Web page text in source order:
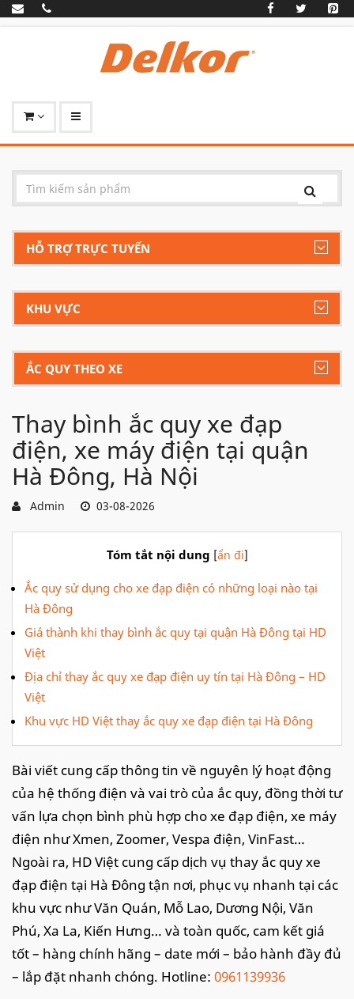
HỖ TRỢ TRỰC TUYẾN
KHU VỰC
ẮC QUY THEO XE
Thay bình ắc quy xe đạp
điện, xe máy điện tại quận
Hà Đông, Hà Nội
Admin 03-08-2026
Tóm tắt nội dung [ẩn đi]
Ắc quy sử dụng cho xe đạp điện có những loại nào tại
Hà Đông
Giá thành khi thay bình ắc quy tại quận Hà Đông tại HD
Việt
Địa chỉ thay ắc quy xe đạp điện uy tín tại Hà Đông – HD
Việt
Khu vực HD Việt thay ắc quy xe đạp điện tại Hà Đông
Bài viết cung cấp thông tin về nguyên lý hoạt động
của hệ thống điện và vai trò của ắc quy, đồng thời tư
vấn lựa chọn bình phù hợp cho xe đạp điện, xe máy
điện như Xmen, Zoomer, Vespa điện, VinFast…
Ngoài ra, HD Việt cung cấp dịch vụ thay ắc quy xe
đạp điện tại Hà Đông tận nơi, phục vụ nhanh tại các
khu vực như Văn Quán, Mỗ Lao, Dương Nội, Văn
Phú, Xa La, Kiến Hưng… và toàn quốc, cam kết giá
tốt – hàng chính hãng – date mới – bảo hành đầy đủ
– lắp đặt nhanh chóng. Hotline: 0961139936